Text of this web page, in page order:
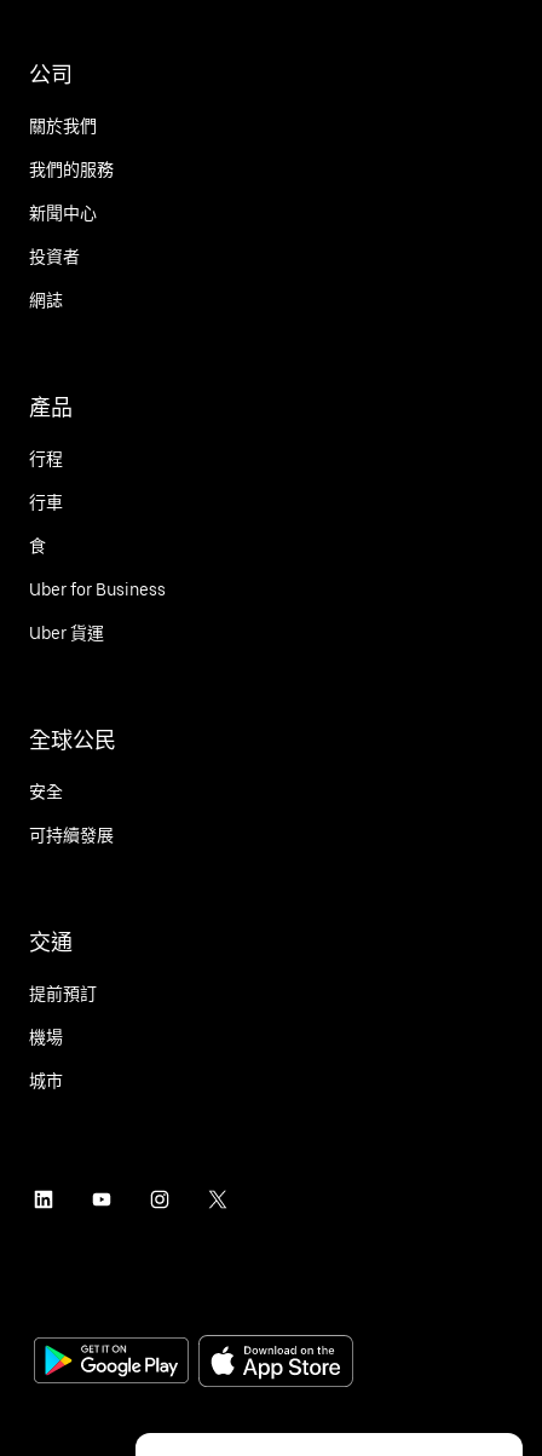
公司
關於我們
我們的服務
新聞中心
投資者
網誌
產品
行程
行車
食
Uber for Business
Uber 貨運
全球公民
安全
可持續發展
交通
提前預訂
機場
城市